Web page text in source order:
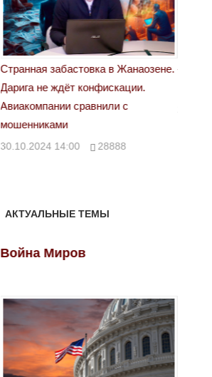
«Новый Казахстан не говорит всей
правды»
29.10.2024 09:00 39623
АКТУАЛЬНЫЕ ТЕМЫ
Война Миров